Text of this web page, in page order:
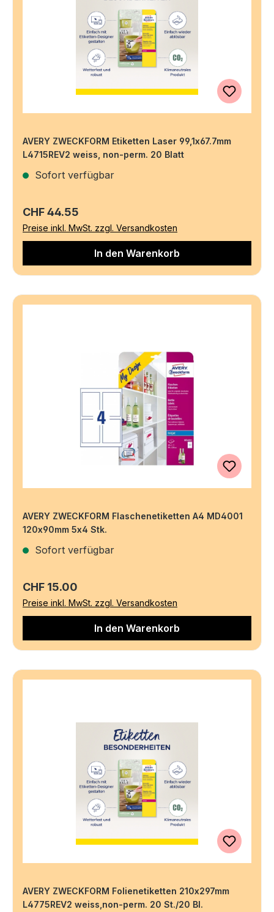
AVERY ZWECKFORM Etiketten Laser 99,1x67.7mm
L4715REV2 weiss, non-perm. 20 Blatt
Sofort verfügbar
Regulärer Preis:
CHF 44.55
Preise inkl. MwSt. zzgl. Versandkosten
In den Warenkorb
AVERY ZWECKFORM Flaschenetiketten A4 MD4001
120x90mm 5x4 Stk.
Sofort verfügbar
Regulärer Preis:
CHF 15.00
Preise inkl. MwSt. zzgl. Versandkosten
In den Warenkorb
AVERY ZWECKFORM Folienetiketten 210x297mm
L4775REV2 weiss,non-perm. 20 St./20 Bl.